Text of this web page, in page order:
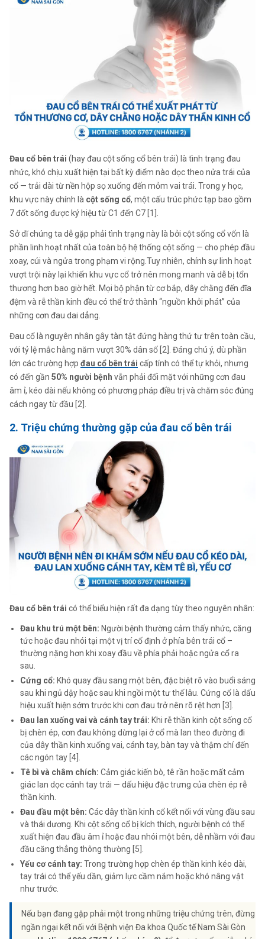
Đau cổ bên trái (hay đau cột sống cổ bên trái) là tình trạng đau
nhức, khó chịu xuất hiện tại bất kỳ điểm nào dọc theo nửa trái của
cổ — trải dài từ nền hộp sọ xuống đến mỏm vai trái. Trong y học,
khu vực này chính là cột sống cổ, một cấu trúc phức tạp bao gồm
7 đốt sống được ký hiệu từ C1 đến C7 [1].
Sở dĩ chúng ta dễ gặp phải tình trạng này là bởi cột sống cổ vốn là
phần linh hoạt nhất của toàn bộ hệ thống cột sống — cho phép đầu
xoay, cúi và ngửa trong phạm vi rộng.Tuy nhiên, chính sự linh hoạt
vượt trội này lại khiến khu vực cổ trở nên mong manh và dễ bị tổn
thương hơn bao giờ hết. Mọi bộ phận từ cơ bắp, dây chằng đến đĩa
đệm và rễ thần kinh đều có thể trở thành “nguồn khởi phát” của
những cơn đau dai dẳng.
Đau cổ là nguyên nhân gây tàn tật đứng hàng thứ tư trên toàn cầu,
với tỷ lệ mắc hằng năm vượt 30% dân số [2]. Đáng chú ý, dù phần
lớn các trường hợp đau cổ bên trái cấp tính có thể tự khỏi, nhưng
có đến gần 50% người bệnh vẫn phải đối mặt với những cơn đau
âm ỉ, kéo dài nếu không có phương pháp điều trị và chăm sóc đúng
cách ngay từ đầu [2].
2. Triệu chứng thường gặp của đau cổ bên trái
Đau cổ bên trái có thể biểu hiện rất đa dạng tùy theo nguyên nhân:
Đau khu trú một bên: Người bệnh thường cảm thấy nhức, căng
tức hoặc đau nhói tại một vị trí cố định ở phía bên trái cổ –
thường nặng hơn khi xoay đầu về phía phải hoặc ngửa cổ ra
sau.
Cứng cổ: Khó quay đầu sang một bên, đặc biệt rõ vào buổi sáng
sau khi ngủ dậy hoặc sau khi ngồi một tư thế lâu. Cứng cổ là dấu
hiệu xuất hiện sớm trước khi cơn đau trở nên rõ rệt hơn [3].
Đau lan xuống vai và cánh tay trái: Khi rễ thần kinh cột sống cổ
bị chèn ép, cơn đau không dừng lại ở cổ mà lan theo đường đi
của dây thần kinh xuống vai, cánh tay, bàn tay và thậm chí đến
các ngón tay [4].
Tê bì và châm chích: Cảm giác kiến bò, tê rần hoặc mất cảm
giác lan dọc cánh tay trái — dấu hiệu đặc trưng của chèn ép rễ
thần kinh.
Đau đầu một bên: Các dây thần kinh cổ kết nối với vùng đầu sau
và thái dương. Khi cột sống cổ bị kích thích, người bệnh có thể
xuất hiện đau đầu âm ỉ hoặc đau nhói một bên, dễ nhầm với đau
đầu căng thẳng thông thường [5].
Yếu cơ cánh tay: Trong trường hợp chèn ép thần kinh kéo dài,
tay trái có thể yếu dần, giảm lực cầm nắm hoặc khó nâng vật
như trước.
Nếu bạn đang gặp phải một trong những triệu chứng trên, đừng
ngần ngại kết nối với Bệnh viện Đa khoa Quốc tế Nam Sài Gòn